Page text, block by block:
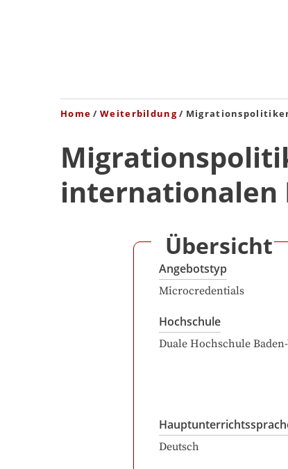
Home Weiterbildung
internationalen
Übersicht
Angebotstyp
Microcredentials
Hochschule
Duale Hochschule
Deutsch